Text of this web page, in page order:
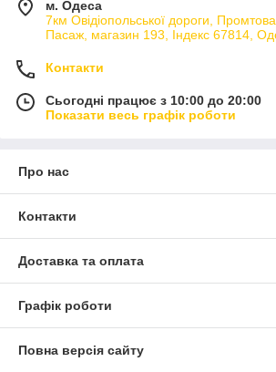
м. Одеса
7км Овідіопольської дороги,
Пасаж, магазин 193, Індекс 67814,
Контакти
Сьогодні працює з 10:00 до 20:00
Показати весь графік роботи
Про нас
Контакти
Доставка та оплата
Графік роботи
Повна версія сайту